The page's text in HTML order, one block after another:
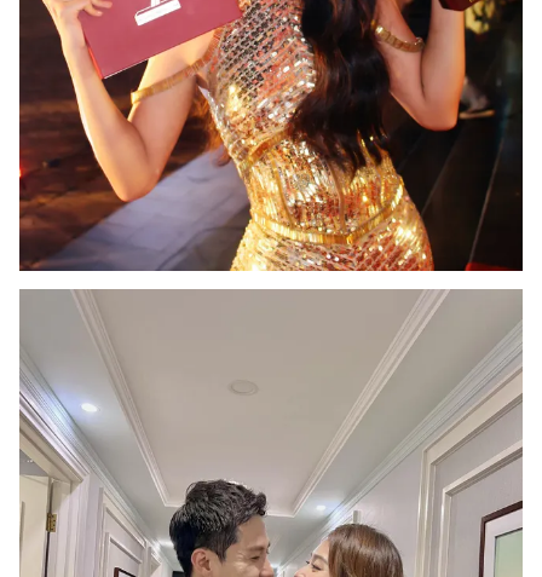
Photo Infographic
Video Shorts video
VTV Money VTV Thể thao
VTV Sức khoẻ Bất động sản
Thị trường 24h Tấm lòng Việt
VTV4 Vươn mình bằng AI
VTV9
Liên hệ tòa soạn English